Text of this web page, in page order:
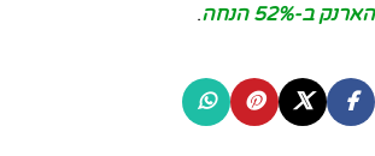
הארנק ב-52% הנחה
.